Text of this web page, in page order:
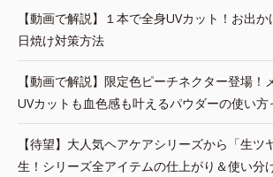
【動画で解説】１本で全身UVカット！お出
日焼け対策方法
【動画で解説】限定色ピーチネクター登場！
UVカットも血色感も叶えるパウダーの使い方
【待望】大人気ヘアケアシリーズから「生
生！シリーズ全アイテムの仕上がり＆使い分